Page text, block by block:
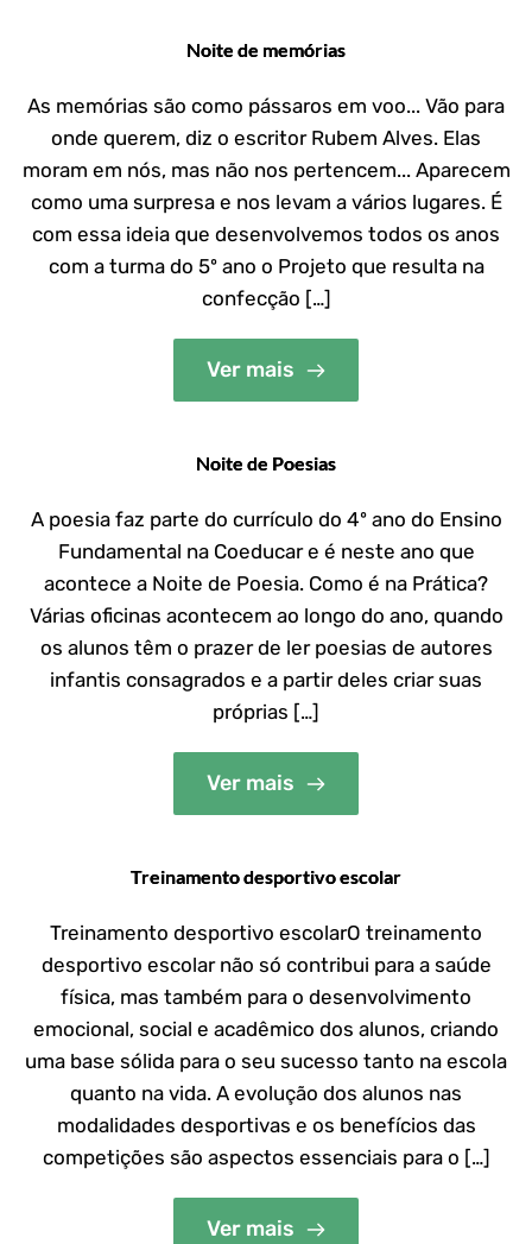
Noite de memórias
As memórias são como pássaros em voo... Vão para
onde querem, diz o escritor Rubem Alves. Elas
moram em nós, mas não nos pertencem... Aparecem
como uma surpresa e nos levam a vários lugares. É
com essa ideia que desenvolvemos todos os anos
com a turma do 5º ano o Projeto que resulta na
confecção […]
Ver mais
Noite de Poesias
A poesia faz parte do currículo do 4º ano do Ensino
Fundamental na Coeducar e é neste ano que
acontece a Noite de Poesia. Como é na Prática?
Várias oficinas acontecem ao longo do ano, quando
os alunos têm o prazer de ler poesias de autores
infantis consagrados e a partir deles criar suas
próprias […]
Ver mais
Treinamento desportivo escolar
Treinamento desportivo escolarO treinamento
desportivo escolar não só contribui para a saúde
física, mas também para o desenvolvimento
emocional, social e acadêmico dos alunos, criando
uma base sólida para o seu sucesso tanto na escola
quanto na vida. A evolução dos alunos nas
modalidades desportivas e os benefícios das
competições são aspectos essenciais para o […]
Ver mais